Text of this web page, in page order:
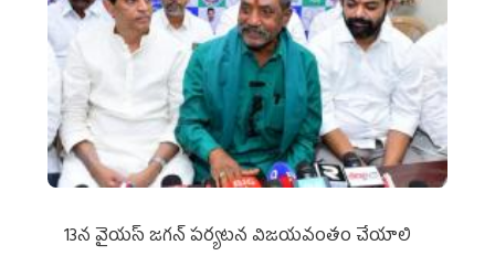
13న వైయస్‌ జగన్‌ పర్యటన విజయవంతం చేయాలి